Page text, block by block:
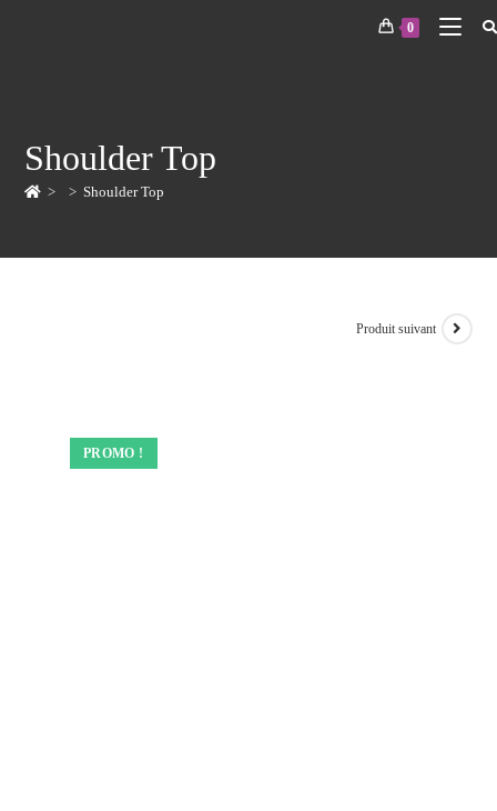
0
Shoulder Top
> > Shoulder Top
PROMO !
Produit suivant